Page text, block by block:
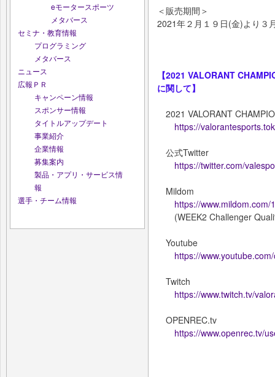
eモータースポーツ
メタバース
セミナ・教育情報
プログラミング
メタバース
ニュース
広報ＰＲ
キャンペーン情報
スポンサー情報
タイトルアップデート
事業紹介
企業情報
募集案内
製品・アプリ・サービス情
報
選手・チーム情報
＜販売期間＞
2021年２月１９日(金)より３
【2021 VALORANT
に関して】
2021 VALORANT
https://
公式Twitter
https://twitter.com/
Mildom
https://www.mildom.com/
(WEEK2 Challenger
Youtube
https://
Twitch
https://www.twitch.tv/
OPENREC.tv
https://www.openrec.tv/